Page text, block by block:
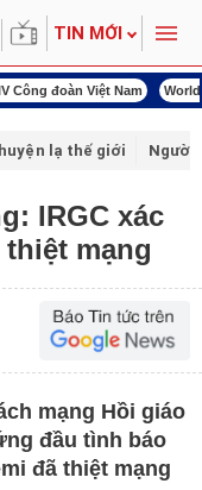
TIN MỚI
Công đoàn Việt Nam
lạ thế giới Người
IRGC xác
mạng
mạng Hồi giáo
đầu tình báo
đã thiệt mạng